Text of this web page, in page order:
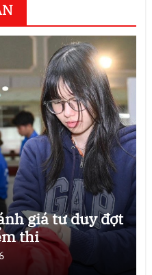
giá tư duy đợt
thi